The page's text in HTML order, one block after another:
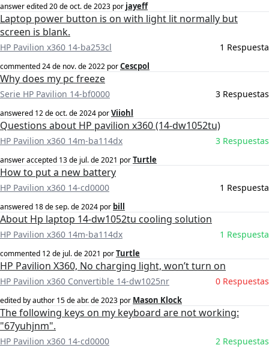
answer edited20 de oct. de 2023 por jayeff
Laptop power button is on with light lit normally but
screen is blank.
HP Pavilion x360 14-ba253cl 1 Respuesta
commented24 de nov. de 2022 porCescpol
Why does my pc freeze
Serie HP Pavilion 14-bf0000 3 Respuestas
answered 12 de oct. de 2024 porViiohl
Questions about HP pavilion x360 (14-dw1052tu)
HP Pavilion x360 14m-ba114dx 3 Respuestas
answer accepted 13 de jul. de 2021 porTurtle
How to put a new battery
HP Pavilion x360 14-cd0000 1 Respuesta
answered 18 de sep. de 2024 por bill
About Hp laptop 14-dw1052tu cooling solution
HP Pavilion x360 14m-ba114dx 1 Respuesta
commented 12 de jul. de 2021 porTurtle
HP Pavilion X360, No charging light, won’t turn on
HP Pavilion x360 Convertible 14-dw1025nr 0 Respuestas
edited by author 15 de abr. de 2023 por Mason Klock
The following keys on my keyboard are not working:
"67yuhjnm".
HP Pavilion x360 14-cd0000 2 Respuestas